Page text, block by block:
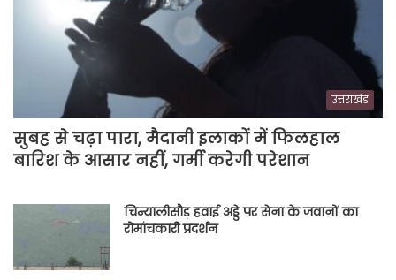
उत्तराखंड
सुबह से चढ़ा पारा, मैदानी इलाकों में फिलहाल
बारिश के आसार नहीं, गर्मी करेगी परेशान
चिन्यालीसौड़ हवाई अड्डे पर सेना के जवानों का
रोमांचकारी प्रदर्शन